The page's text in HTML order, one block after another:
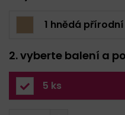
1 hnědá přírodní
2. vyberte balení a
5 ks